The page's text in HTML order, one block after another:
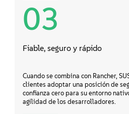
03
Fiable, seguro y rápido
Cuando se combina con Rancher,
clientes adoptar una posición de
confianza cero para su entorno
agilidad de los desarrolladores.